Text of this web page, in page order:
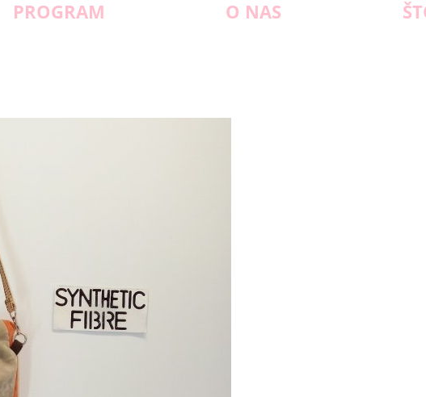
PROGRAM O NAS